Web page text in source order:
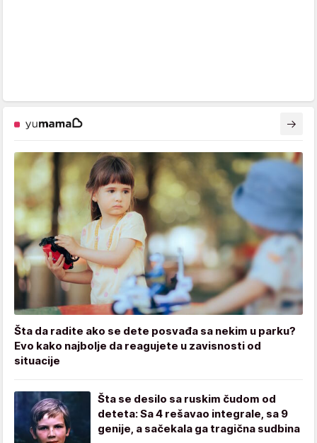
Šta da radite ako se dete posvađa sa nekim u parku?
Evo kako najbolje da reagujete u zavisnosti od
situacije
Šta se desilo sa ruskim čudom od
deteta: Sa 4 rešavao integrale, sa 9
genije, a sačekala ga tragična sudbina